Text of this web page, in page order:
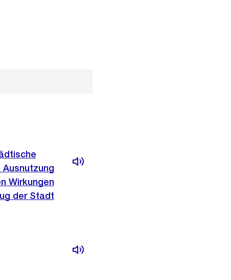
Wirkungen
der Stadt